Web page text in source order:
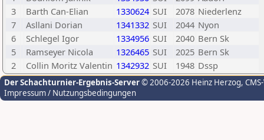
3
Barth Can-Elian 1330624 SUI 2078 Niederlenz
7
Asllani Dorian 1341332 SUI 2044 Nyon
6
Schlegel Igor 1334956 SUI 2040 Bern Sk
5
Ramseyer Nicola 1326465 SUI 2025 Bern Sk
2
Collin Moritz Valentin 1342932 SUI 1948 Dssp
Der Schachturnier-Ergebnis-Server© 2006-2026 Heinz Herzog,
Impressum / Nutzungsbedingungen